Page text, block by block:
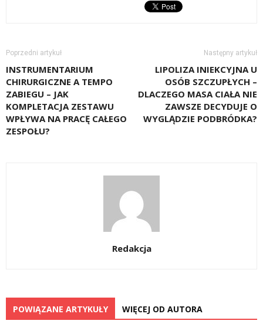
Poprzedni artykuł
INSTRUMENTARIUM
CHIRURGICZNE A TEMPO
ZABIEGU – JAK
KOMPLETACJA ZESTAWU
WPŁYWA NA PRACĘ CAŁEGO
ZESPOŁU?
Następny artykuł
LIPOLIZA INIEKCYJNA U
OSÓB SZCZUPŁYCH –
DLACZEGO MASA CIAŁA NIE
ZAWSZE DECYDUJE O
WYGLĄDZIE PODBRÓDKA?
Redakcja
POWIĄZANE ARTYKUŁY WIĘCEJ OD AUTORA